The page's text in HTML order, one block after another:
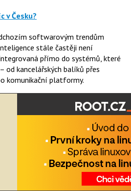
v Česku?
softwarovým trendům
stále častěji není
přímo do systémů, které
od kancelářských balíků přes
komunikační platformy.